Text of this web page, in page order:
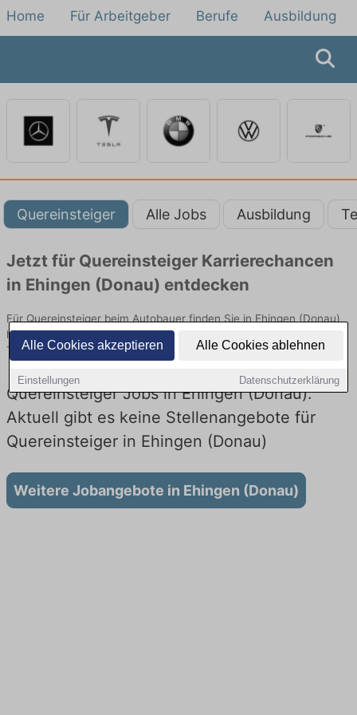
Alle Cookies akzeptieren Alle Cookies ablehnen
Einstellungen Datenschutzerklärung
Home Für Arbeitgeber Berufe Ausbildung
Quereinsteiger Alle Jobs Ausbildung
Jetzt für Quereinsteiger Karrierechancen
in Ehingen (Donau) entdecken
Für Quereinsteiger beim Autobauer finden Sie in Ehingen (Donau)
hier die aktuellsten Angebote. Entdecken Sie freie Optionen von
Top-Arbeitgebern und bewerben Sie sich noch heute.
Quereinsteiger Jobs in Ehingen (Donau):
Aktuell gibt es keine Stellenangebote für
Quereinsteiger in Ehingen (Donau)
Weitere Jobangebote in Ehingen (Donau)